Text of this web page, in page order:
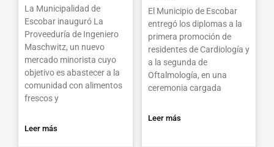
La Municipalidad de
Escobar inauguró La
Proveeduría de Ingeniero
Maschwitz, un nuevo
mercado minorista cuyo
objetivo es abastecer a la
comunidad con alimentos
frescos y
Leer más
El Municipio de Escobar
entregó los diplomas a la
primera promoción de
residentes de Cardiología y
a la segunda de
Oftalmología, en una
ceremonia cargada
Leer más